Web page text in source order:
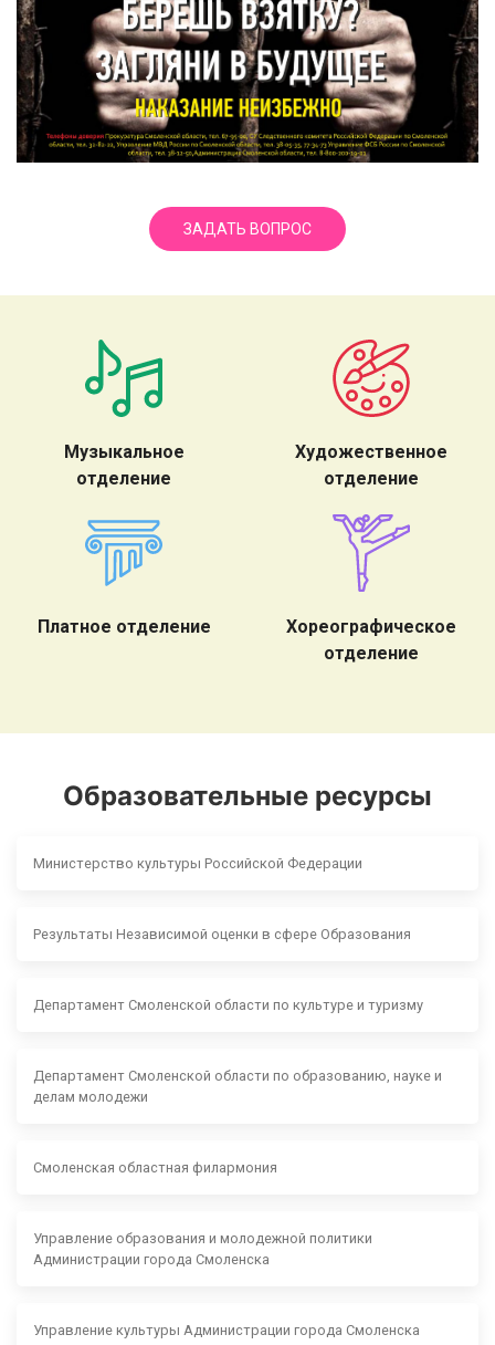
ЗАДАТЬ ВОПРОС
Музыкальное
отделение
Художественное
отделение
Платное отделение
Хореографическое
отделение
Образовательные ресурсы
Министерство культуры Российской Федерации
Результаты Независимой оценки в сфере Образования
Департамент Смоленской области по культуре и туризму
Департамент Смоленской области по образованию, науке и
делам молодежи
Смоленская областная филармония
Управление образования и молодежной политики
Администрации города Смоленска
Управление культуры Администрации города Смоленска